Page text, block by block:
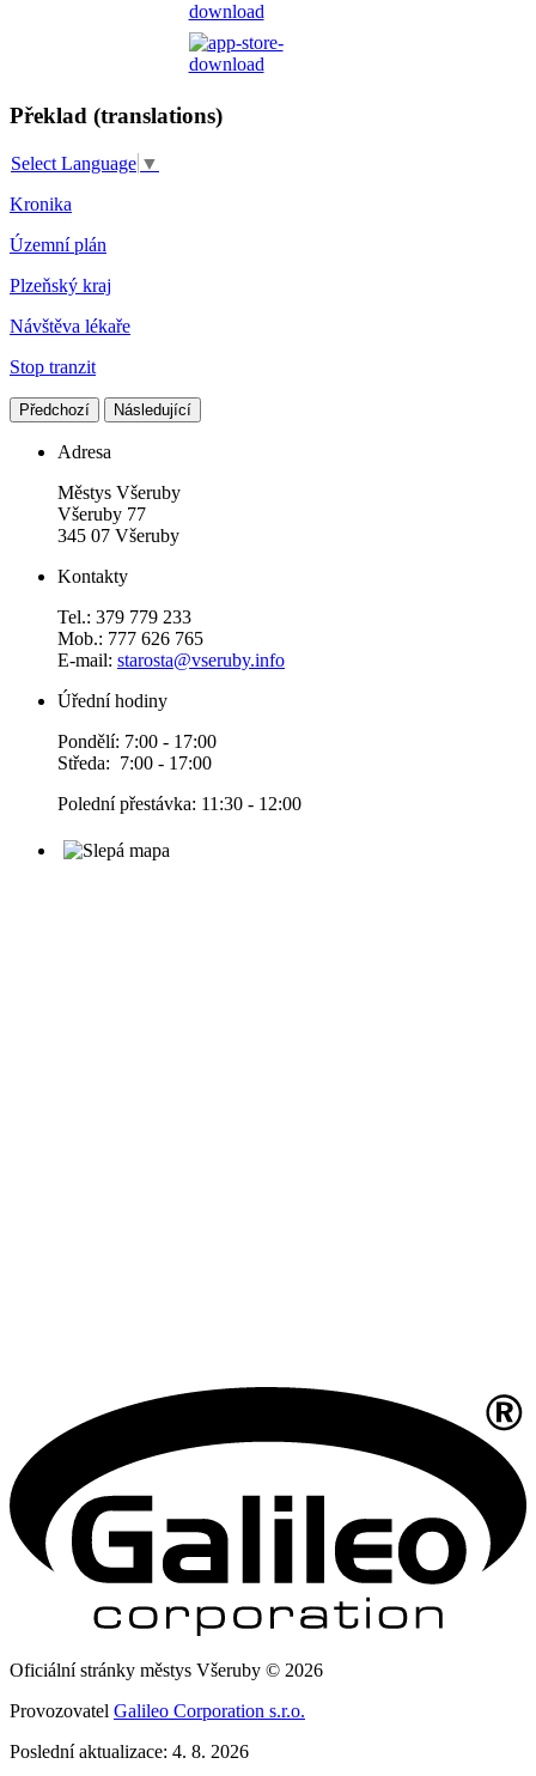
Překlad (translations)
Select Language ▼
Kronika
Územní plán
Plzeňský kraj
Návštěva lékaře
Stop tranzit
Předchozí Následující
Adresa
Městys Všeruby
Všeruby 77
345 07 Všeruby
Kontakty
Tel.: 379 779 233
Mob.: 777 626 765
E-mail: starosta@vseruby.info
Úřední hodiny
Pondělí: 7:00 - 17:00
Středa: 7:00 - 17:00
Polední přestávka: 11:30 - 12:00
Oficiální stránky městys Všeruby © 2026
Provozovatel Galileo Corporation s.r.o.
Poslední aktualizace: 4. 8. 2026